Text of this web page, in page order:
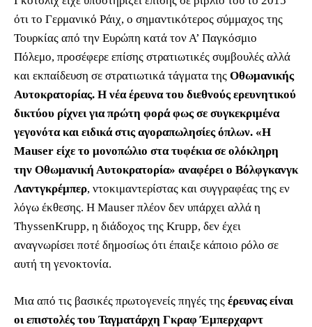
ότι το Γερμανικό Ράιχ, ο σημαντικότερος σύμμαχος της
Τουρκίας από την Ευρώπη κατά τον Α’ Παγκόσμιο
Πόλεμο, προσέφερε επίσης στρατιωτικές συμβουλές αλλά
και εκπαίδευση σε στρατιωτικά τάγματα της Οθωμανικής
Αυτοκρατορίας. Η νέα έρευνα του διεθνούς ερευνητικού
δικτύου ρίχνει για πρώτη φορά φως σε συγκεκριμένα
γεγονότα και ειδικά στις αγοραπωλησίες όπλων. «H
Mauser είχε το μονοπώλιο στα τυφέκια σε ολόκληρη
την Οθωμανική Αυτοκρατορία» αναφέρει ο Βόλφγκανγκ
Λαντγκρέμπερ, ντοκιμαντερίστας και συγγραφέας της εν
λόγω έκθεσης. Η Mauser πλέον δεν υπάρχει αλλά η
ThyssenKrupp, η διάδοχος της Κrupp, δεν έχει
αναγνωρίσει ποτέ δημοσίως ότι έπαιξε κάποιο ρόλο σε
αυτή τη γενοκτονία.
Μια από τις βασικές πρωτογενείς πηγές της έρευνας είναι
οι επιστολές του Ταγματάρχη Γκραφ Έμπερχαρντ